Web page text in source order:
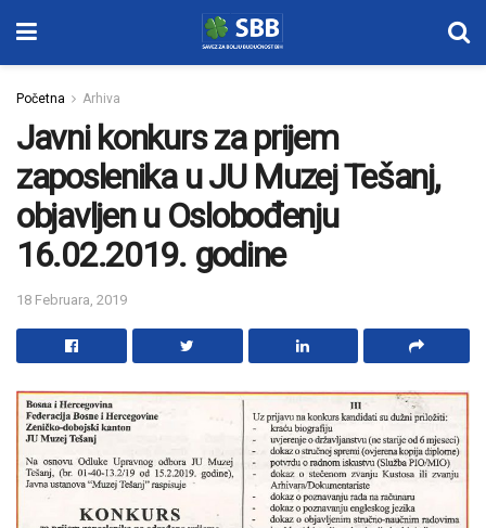
Početna Arhiva
Javni konkurs za prijem
zaposlenika u JU Muzej Tešanj,
objavljen u Oslobođenju
16.02.2019. godine
18 Februara, 2019